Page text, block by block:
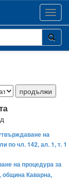
на
по чл. 142, ал. 1, т. 1
на процедура за
община Каварна,